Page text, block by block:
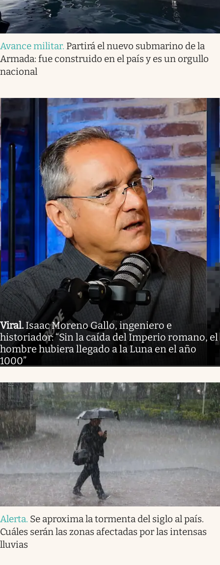
Avance militar. Partirá el nuevo submarino de la
Armada: fue construido en el país y es un orgullo
nacional
Viral. Isaac Moreno Gallo, ingeniero e
historiador: “Sin la caída del Imperio romano, el
hombre hubiera llegado a la Luna en el año
1000”
Alerta. Se aproxima la tormenta del siglo al país.
Cuáles serán las zonas afectadas por las intensas
lluvias